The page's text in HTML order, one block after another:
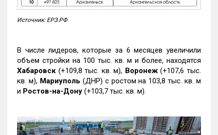
Источник: ЕРЗ.РФ
В числе лидеров, которые за 6 месяцев увеличили
объем стройки на 100 тыс. кв. м и более, находятся
Хабаровск (+109,8 тыс. кв. м), Воронеж(+107,6 тыс.
кв. м), Мариуполь (ДНР) с ростом на 103,8 тыс. кв. м
и Ростов-на-Дону (+103,7 тыс. кв. м).